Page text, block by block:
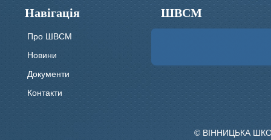
Навігація
Про ШВСМ
Новини
Документи
Контакти
ШВСМ
© ВІННИЦЬКА